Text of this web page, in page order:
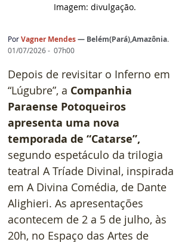
Imagem: divulgação.
Por Vagner Mendes— Belém(Pará),Amazônia.
01/07/2026 -  07h00
Depois de revisitar o Inferno em
“Lúgubre”, a Companhia
Paraense Potoqueiros
apresenta uma nova
temporada de “Catarse”,
segundo espetáculo da trilogia
teatral A Tríade Divinal, inspirada
em A Divina Comédia, de Dante
Alighieri. As apresentações
acontecem de 2 a 5 de julho, às
20h, no Espaço das Artes de